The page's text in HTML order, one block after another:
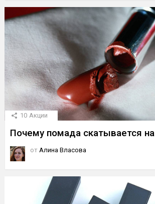
10 Акции
Почему помада скатывается на
от Алина Власова